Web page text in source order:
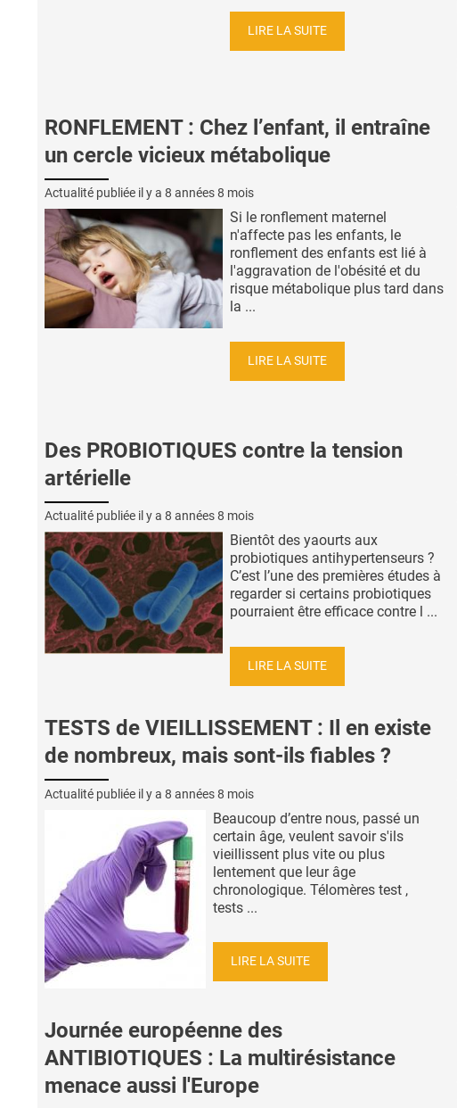
LIRE LA SUITE
RONFLEMENT : Chez l’enfant, il entraîne
un cercle vicieux métabolique
Actualité publiée il y a 8 années 8 mois
Si le ronflement maternel
n'affecte pas les enfants, le
ronflement des enfants est lié à
l'aggravation de l'obésité et du
risque métabolique plus tard dans
la ...
LIRE LA SUITE
Des PROBIOTIQUES contre la tension
artérielle
Actualité publiée il y a 8 années 8 mois
Bientôt des yaourts aux
probiotiques antihypertenseurs ?
C’est l’une des premières études à
regarder si certains probiotiques
pourraient être efficace contre l ...
LIRE LA SUITE
TESTS de VIEILLISSEMENT : Il en existe
de nombreux, mais sont-ils fiables ?
Actualité publiée il y a 8 années 8 mois
Beaucoup d’entre nous, passé un
certain âge, veulent savoir s'ils
vieillissent plus vite ou plus
lentement que leur âge
chronologique. Télomères test ,
tests ...
LIRE LA SUITE
Journée européenne des
ANTIBIOTIQUES : La multirésistance
menace aussi l'Europe